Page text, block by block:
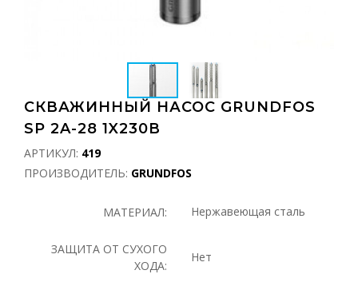
СКВАЖИННЫЙ НАСОС GRUNDFOS
SP 2A-28 1X230В
АРТИКУЛ: 419
ПРОИЗВОДИТЕЛЬ: GRUNDFOS
МАТЕРИАЛ: Нержавеющая сталь
ЗАЩИТА ОТ СУХОГО
ХОДА:
Нет